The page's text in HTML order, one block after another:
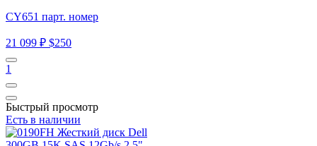
CY651 парт. номер
21 099 ₽ $250
1
Быстрый просмотр
Есть в наличии